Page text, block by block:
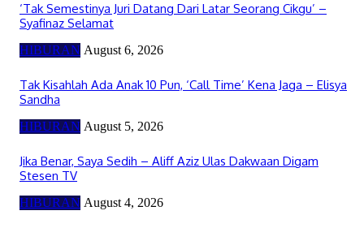
‘Tak Semestinya Juri Datang Dari Latar Seorang Cikgu’ –
Syafinaz Selamat
HIBURAN August 6, 2026
Tak Kisahlah Ada Anak 10 Pun, ‘Call Time’ Kena Jaga – Elisya
Sandha
HIBURAN August 5, 2026
Jika Benar, Saya Sedih – Aliff Aziz Ulas Dakwaan Digam
Stesen TV
HIBURAN August 4, 2026